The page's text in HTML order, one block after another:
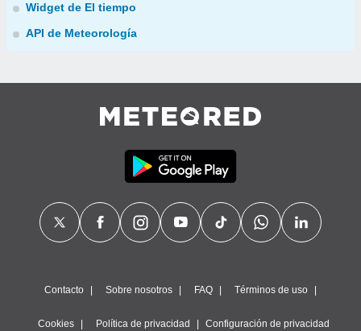
Widget de El tiempo
API de Meteorología
Contacto Sobre nosotros FAQ Términos de uso
Cookies Política de privacidad Configuración de privacidad